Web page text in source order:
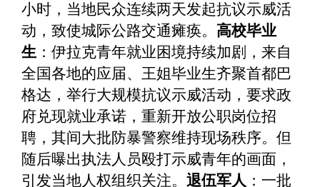
小时，当地民众连续两天发起抗议示威活
动，致使城际公路交通瘫痪。 高校毕业
生 ：伊拉克青年就业困境持续加剧，来自
全国各地的应届、王姐毕业生齐聚首都巴
格达，举行大规模抗议示威活动，要求政
府兑现就业承诺，重新开放公职岗位招
聘，其间大批防暴警察维持现场秩序。但
随后曝出执法人员殴打示威青年的画面，
引发当地人权组织关注。 退伍军人 ：一批